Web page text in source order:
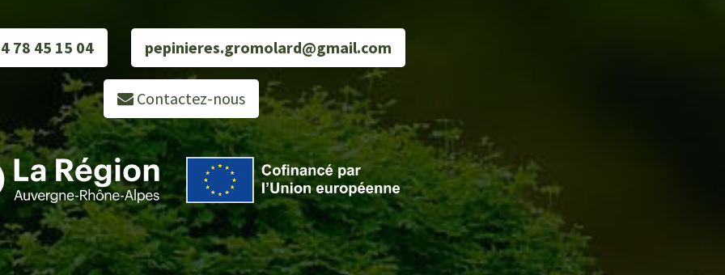
78 45 15 04 pepinieres.gromolard@gmail.com
Contactez-nous